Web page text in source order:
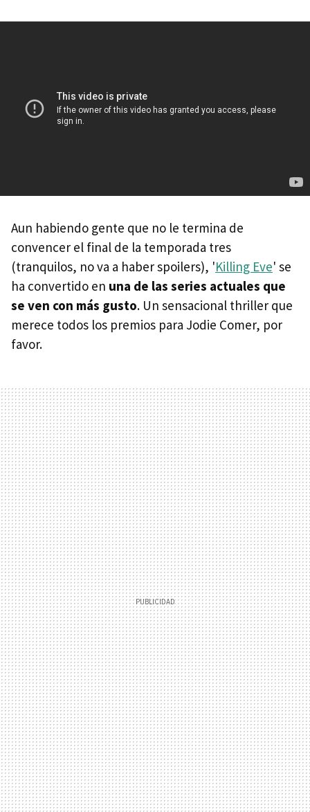
Aun habiendo gente que no le termina de
convencer el final de la temporada tres
(tranquilos, no va a haber spoilers), 'Killing Eve' se
ha convertido en una de las series actuales que
se ven con más gusto. Un sensacional thriller que
merece todos los premios para Jodie Comer, por
favor.